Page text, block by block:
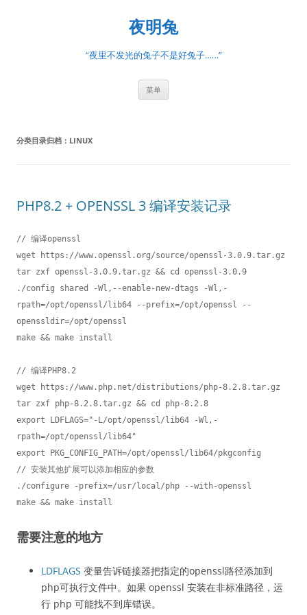
夜明兔
“夜里不发光的兔子不是好兔子……”
菜单
分类目录归档： LINUX
PHP8.2 + OPENSSL 3 编译安装记录
// 编译openssl
wget https://www.openssl.org/source/openssl-3.0.9.tar.gz
tar zxf openssl-3.0.9.tar.gz && cd openssl-3.0.9
./config shared -Wl,--enable-new-dtags -Wl,-
rpath=/opt/openssl/lib64 --prefix=/opt/openssl --
openssldir=/opt/openssl
make && make install
// 编译PHP8.2
wget https://www.php.net/distributions/php-8.2.8.tar.gz
tar zxf php-8.2.8.tar.gz && cd php-8.2.8
export LDFLAGS="-L/opt/openssl/lib64 -Wl,-
rpath=/opt/openssl/lib64"
export PKG_CONFIG_PATH=/opt/openssl/lib64/pkgconfig
// 安装其他扩展可以添加相应的参数
./configure -prefix=/usr/local/php --with-openssl
make && make install
需要注意的地方
LDFLAGS 变量告诉链接器把指定的openssl路径添加到
php可执行文件中。如果 openssl 安装在非标准路径，运
行 php 可能找不到库错误。